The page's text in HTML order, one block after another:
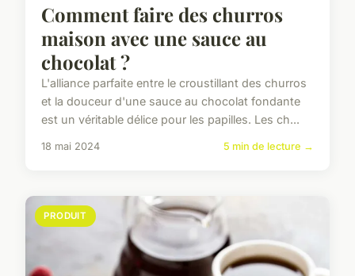
Comment faire des churros
maison avec une sauce au
chocolat ?
L'alliance parfaite entre le croustillant des churros
et la douceur d'une sauce au chocolat fondante
est un véritable délice pour les papilles. Les ch...
18 mai 2024 5 min de lecture →
PRODUIT